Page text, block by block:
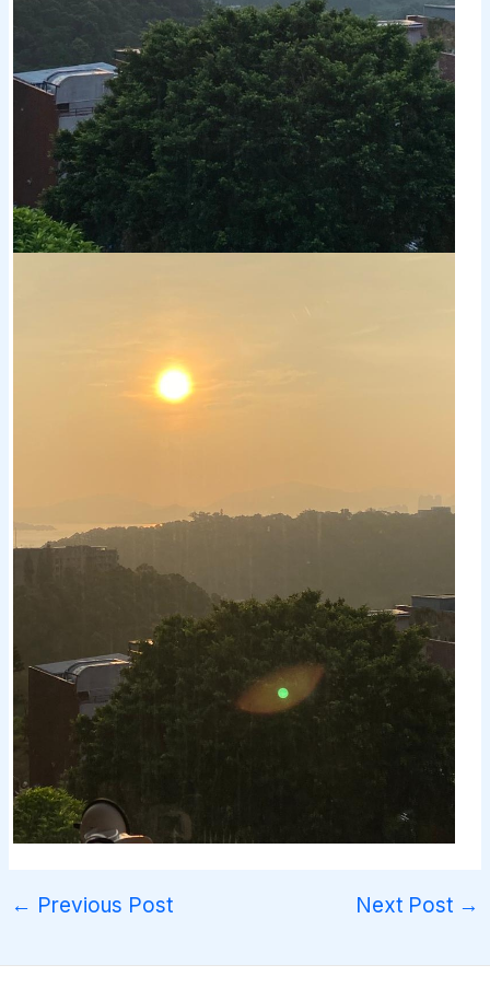
← Previous Post Next Post →